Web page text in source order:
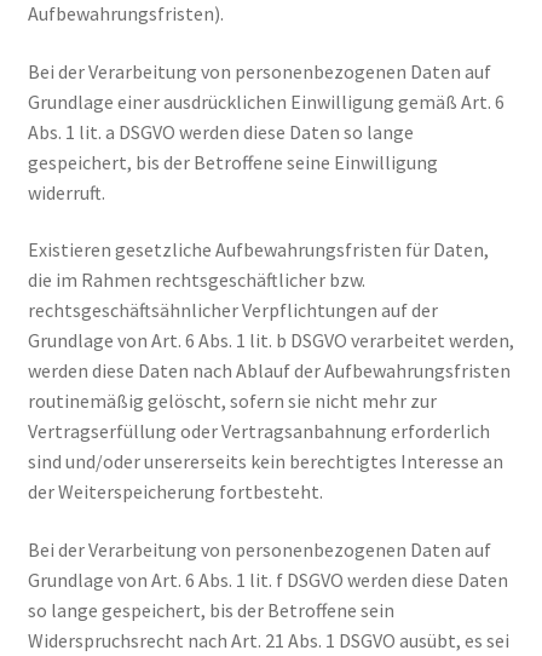
Aufbewahrungsfristen).
Bei der Verarbeitung von personenbezogenen Daten auf
Grundlage einer ausdrücklichen Einwilligung gemäß Art. 6
Abs. 1 lit. a DSGVO werden diese Daten so lange
gespeichert, bis der Betroffene seine Einwilligung
widerruft.
Existieren gesetzliche Aufbewahrungsfristen für Daten,
die im Rahmen rechtsgeschäftlicher bzw.
rechtsgeschäftsähnlicher Verpflichtungen auf der
Grundlage von Art. 6 Abs. 1 lit. b DSGVO verarbeitet werden,
werden diese Daten nach Ablauf der Aufbewahrungsfristen
routinemäßig gelöscht, sofern sie nicht mehr zur
Vertragserfüllung oder Vertragsanbahnung erforderlich
sind und/oder unsererseits kein berechtigtes Interesse an
der Weiterspeicherung fortbesteht.
Bei der Verarbeitung von personenbezogenen Daten auf
Grundlage von Art. 6 Abs. 1 lit. f DSGVO werden diese Daten
so lange gespeichert, bis der Betroffene sein
Widerspruchsrecht nach Art. 21 Abs. 1 DSGVO ausübt, es sei